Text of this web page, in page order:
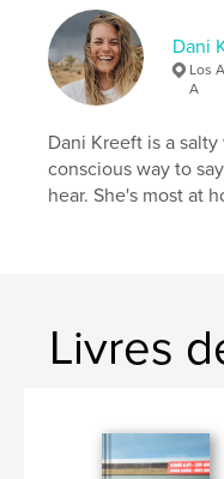
ISBN
Couverture souple:
Date de publication:
Langue
Mots-clés
film photography ,
Dani
Los
A
Dani Kreeft is a
conscious way to
hear. She's most at
Livres